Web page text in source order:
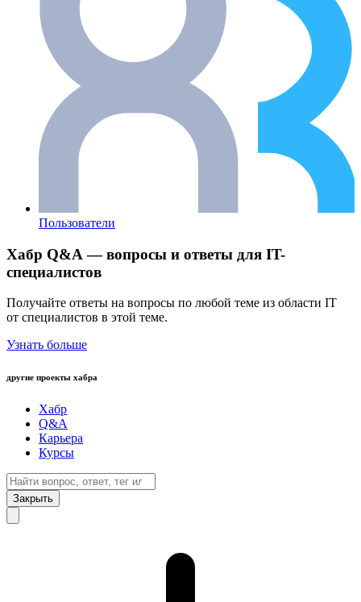
Пользователи
Хабр Q&A — вопросы и ответы для IT-
специалистов
Получайте ответы на вопросы по любой теме из области IT
от специалистов в этой теме.
Узнать больше
другие проекты хабра
Хабр
Q&A
Карьера
Курсы
Закрыть